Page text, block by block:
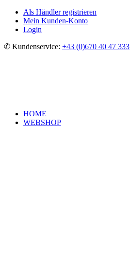
Als Händler registrieren
Mein Kunden-Konto
Login
✆ Kundenservice: +43 (0)670 40 47 333
HOME
WEBSHOP